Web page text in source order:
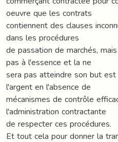
oeuvre que les contrats
contiennent des clauses
dans les procédures
de passation de marchés,
pas à l'essence et la ne
sera pas atteindre son but
l'argent en l'absence de
mécanismes de contrôle
l'administration contractante
de respecter ces procédures.
Et tout cela pour donner la